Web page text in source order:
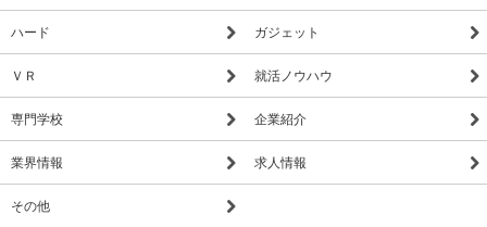
ハード ガジェット
ＶＲ 就活ノウハウ
専門学校 企業紹介
業界情報 求人情報
その他